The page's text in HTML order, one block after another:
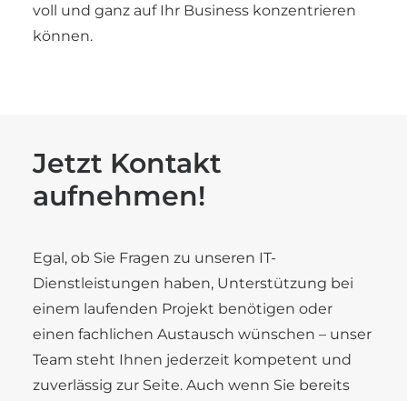
voll und ganz auf Ihr Business konzentrieren
können.
Jetzt Kontakt
aufnehmen!
Egal, ob Sie Fragen zu unseren IT-
Dienstleistungen haben, Unterstützung bei
einem laufenden Projekt benötigen oder
einen fachlichen Austausch wünschen – unser
Team steht Ihnen jederzeit kompetent und
zuverlässig zur Seite. Auch wenn Sie bereits